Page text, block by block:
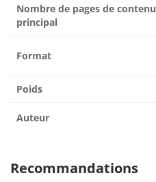
Nombre de pages de contenu
principal
Format
Poids
Auteur
Recommandations